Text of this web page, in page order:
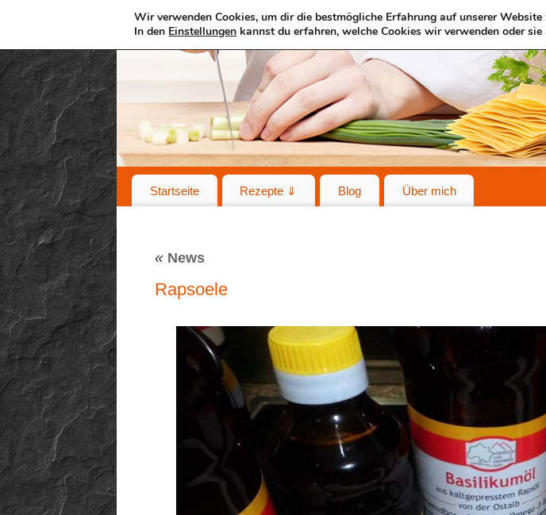
Startseite Rezepte ⇓ Blog Über mich
« News
Rapsoele
Wir verwenden Cookies, um dir die bestmögliche Erfahrung auf unserer Website
In den Einstellungen kannst du erfahren, welche Cookies wir verwenden oder sie